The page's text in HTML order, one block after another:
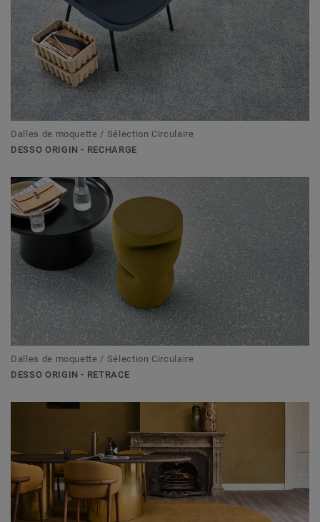
Dalles de moquette / Sélection Circulaire
DESSO ORIGIN - RECHARGE
Dalles de moquette / Sélection Circulaire
DESSO ORIGIN - RETRACE